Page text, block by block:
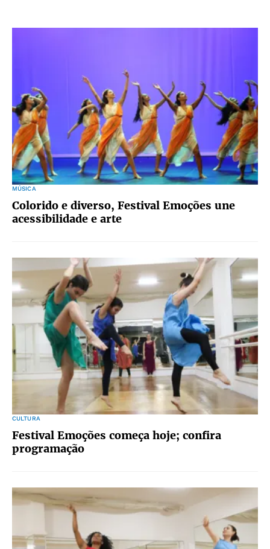
MÚSICA
Colorido e diverso, Festival Emoções une
acessibilidade e arte
CULTURA
Festival Emoções começa hoje; confira
programação